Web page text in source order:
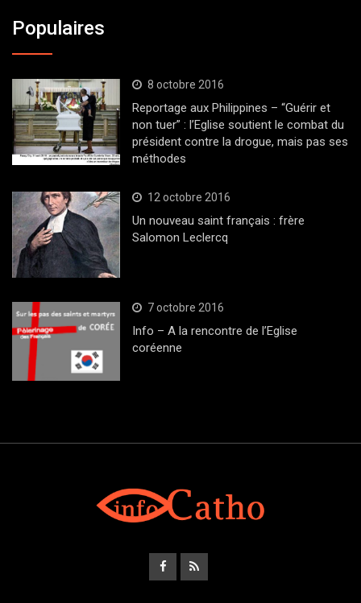
Populaires
8 octobre 2016
Reportage aux Philippines – “Guérir et
non tuer” : l’Eglise soutient le combat du
président contre la drogue, mais pas ses
méthodes
12 octobre 2016
Un nouveau saint français : frère
Salomon Leclercq
7 octobre 2016
Info – A la rencontre de l’Eglise
coréenne